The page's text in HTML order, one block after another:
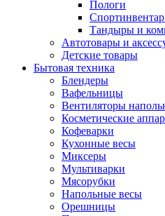
Пологи
Тандыры и
Автотовары и
Детские товары
Бытовая техника
Блендеры
Вафельницы
Вентиляторы
Косметические
Кофеварки
Кухонные весы
Миксеры
Мультиварки
Мясорубки
Напольные весы
Орешницы